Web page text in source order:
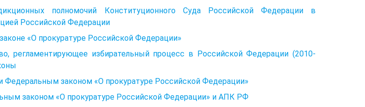
полномочий Конституционного Суда Российской Федерации в
Российской Федерации
«О прокуратуре Российской Федерации»
регламентирующее избирательный процесс в Российской Федерации (2010-
законом «О прокуратуре Российской Федерации»
законом «О прокуратуре Российской Федерации» и АПК РФ